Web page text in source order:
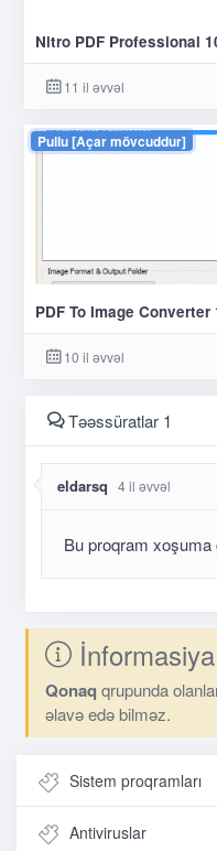
Nitro PDF Professional
11 il əvvəl
Pullu [Açar mövcuddur]
PDF To Image Converter
10 il əvvəl
Təəssüratlar 1
eldarsq 4 il əvvəl
Bu proqram
İnformasiya
Qonaq qrupunda
əlavə edə bilməz.
Sistem proqramları
Antiviruslar